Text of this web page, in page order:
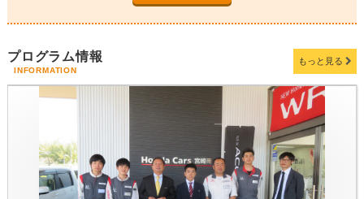
プログラム情報
INFORMATION
もっと見る